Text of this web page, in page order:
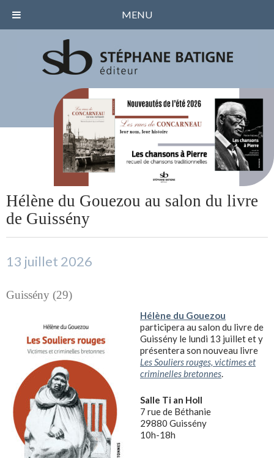
Hélène du Gouezou au salon du livre
de Guissény
13 juillet 2026
Guissény (29)
Hélène du Gouezou
participera au salon du livre de
Guissény le lundi 13 juillet et y
présentera son nouveau livre
Les Souliers rouges, victimes et
criminelles bretonnes.
Salle Ti an Holl
7 rue de Béthanie
29880 Guissény
10h-18h
MENU